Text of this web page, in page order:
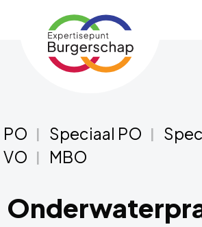
PO Speciaal PO
VO
MBO